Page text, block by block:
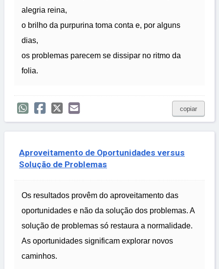
alegria reina,
o brilho da purpurina toma conta e, por alguns
dias,
os problemas parecem se dissipar no ritmo da
folia.
copiar
Aproveitamento de Oportunidades versus
Solução de Problemas
Os resultados provêm do aproveitamento das
oportunidades e não da solução dos problemas. A
solução de problemas só restaura a normalidade.
As oportunidades significam explorar novos
caminhos.